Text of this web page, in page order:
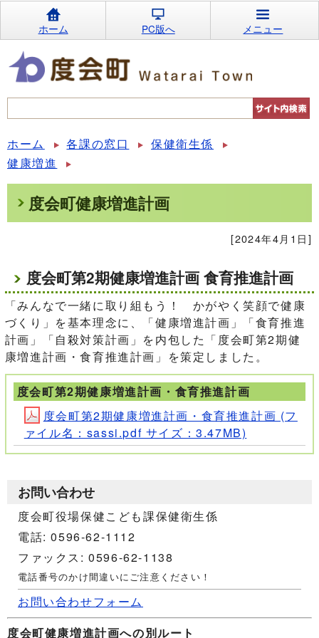
ホーム PC版へ メニュー
ホーム 各課の窓口
保健衛生係
健康増進
度会町健康増進計画
[2024年4月1日]
度会町第2期健康増進計画 食育推進計画
「みんなで一緒に取り組もう！ かがやく笑顔で健康
づくり」を基本理念に、「健康増進計画」「食育推進
計画」「自殺対策計画」を内包した「度会町第2期健
康増進計画・食育推進計画」を策定しました。
度会町第2期健康増進計画・食育推進計画
度会町第2期健康増進計画・食育推進計画 (フ
ァイル名：sassi.pdf サイズ：3.47MB)
お問い合わせ
度会町役場保健こども課保健衛生係
電話: 0596-62-1112
ファックス: 0596-62-1138
電話番号のかけ間違いにご注意ください！
お問い合わせフォーム
度会町健康増進計画への別ルート